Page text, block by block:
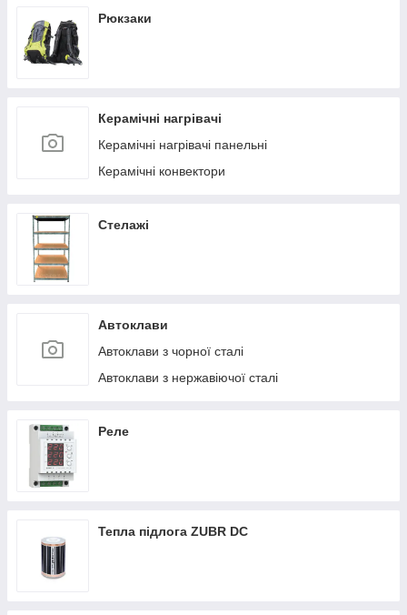
Рюкзаки
Керамічні нагрівачі
Керамічні нагрівачі панельні
Керамічні конвектори
Стелажі
Автоклави
Автоклави з чорної сталі
Автоклави з нержавіючої сталі
Реле
Тепла підлога ZUBR DC